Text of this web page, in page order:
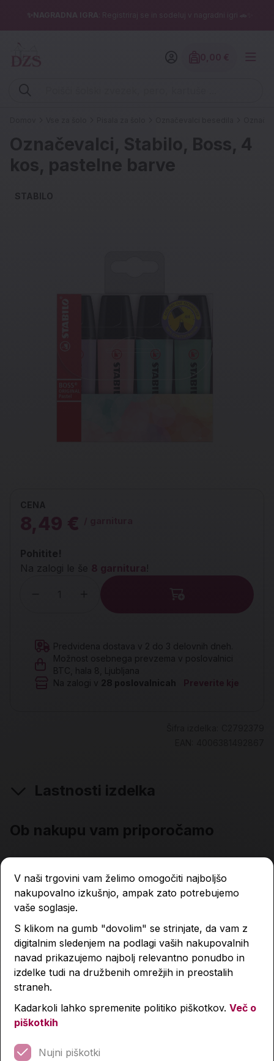
✨NAGRADNA IGRA : Registriraj se in sodeluj v nagradni igri 🚗✨
Vpišite iskalni niz (šolski zvezek, pero, kartuše ...)
Označevalci, Stabilo, Boss, 4
kos, pastelne barve
STABILO
CENA
8,49 €
Pohitite!
Na zalogi le še 8 garnitura!
Predvidena dostava v 2 do 3 delovnih dneh.
Možnost osebnega prevzema v poslovalnici
BTC, hala 8, Ljubljana
Na zalogi v 28 poslovalnicah Preverite kje
Lastnosti izdelka
Ob nakupu vam priporočamo
V naši trgovini vam želimo omogočiti najboljšo
nakupovalno izkušnjo, ampak zato potrebujemo
vaše soglasje.
S klikom na gumb "dovolim" se strinjate, da vam z
digitalnim sledenjem na podlagi vaših nakupovalnih
navad prikazujemo najbolj relevantno ponudbo in
izdelke tudi na družbenih omrežjih in preostalih
straneh.
Kadarkoli lahko spremenite politiko piškotkov. Več o
piškotkih
Nujni piškotki